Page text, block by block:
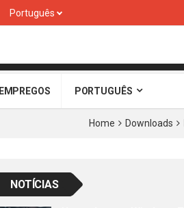
Português
EMPREGOS PORTUGUÊS
Home Downloads
NOTÍCIAS